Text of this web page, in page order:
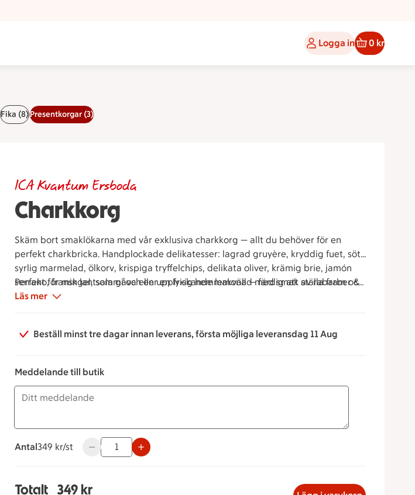
Logga in 0 kr
Fika (8)Presentkorgar (3)
Charkkorg
ICA Kvantum Ersboda
Skäm bort smaklökarna med vår exklusiva charkkorg — allt du behöver för en
perfekt charkbricka. Handplockade delikatesser: lagrad gruyère, kryddig fuet, söt-
syrlig marmelad, ölkorv, krispiga tryffelchips, delikata oliver, krämig brie, jamón
serrano, fransk lantsalami och en uppfriskande lemonad med smak av rabarber &
fläder.
Perfekt för mingel, som gåva eller en lyxig hemmakväll — färdig att ställa fram och
imponera. Beställ din korg idag!
Läs mer
Beställ minst tre dagar innan leverans, första möjliga leveransdag 11 Aug
Meddelande till butik
Antal
349 kronor styck
349 kr/st Använd knapparna för att minska eller öka värdet, eller ange ett värde
Totalt Totalt 1 stycken Charkkorg, 349 kronor
349 kr